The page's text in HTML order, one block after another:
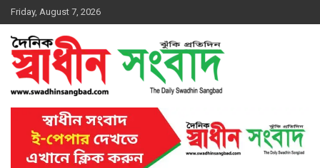
Skip
to
content
Friday, August 7, 2026
দৈনিক স্বাধীন সংবাদ